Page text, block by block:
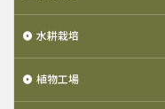
水耕栽培
植物工場